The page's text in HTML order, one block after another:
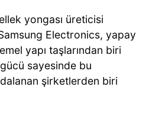
yongası üreticisi
Electronics, yapay
yapı taşlarından biri
sayesinde bu
şirketlerden biri